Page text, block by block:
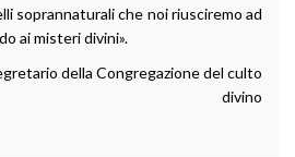
soprannaturali che noi riusciremo ad
ai misteri divini».
della Congregazione del culto
divino